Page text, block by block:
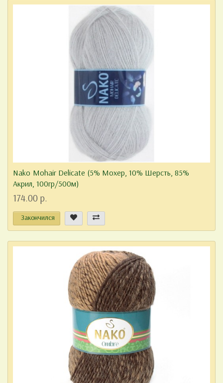
Nako Mohair Delicate (5% Mохер, 10% Шерсть, 85%
Aкрил, 100гр/500м)
174.00 р.
Закончился